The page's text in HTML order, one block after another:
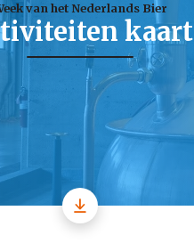
van het Nederlands Bier
kaart